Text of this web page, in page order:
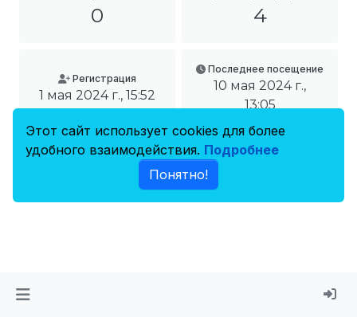
0 4
Регистрация
1 мая 2024 г., 15:52
Последнее посещение
10 мая 2024 г.,
13:05
Этот сайт использует cookies для более
удобного взаимодействия. Подробнее
Понятно!